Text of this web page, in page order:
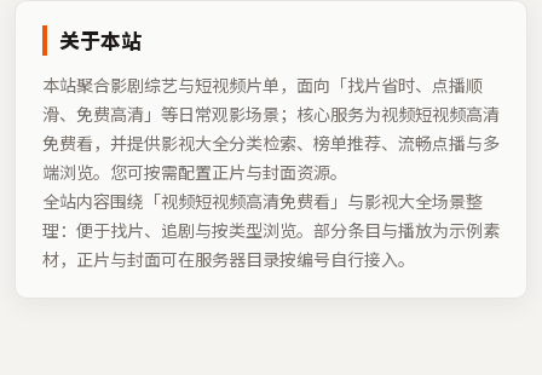
关于本站
本站聚合影剧综艺与短视频片单，面向「找片省时、点播顺
滑、免费高清」等日常观影场景；核心服务为视频短视频高清
免费看，并提供影视大全分类检索、榜单推荐、流畅点播与多
端浏览。您可按需配置正片与封面资源。
全站内容围绕「视频短视频高清免费看 」与影视大全场景整
理：便于找片、追剧与按类型浏览。部分条目与播放为示例素
材，正片与封面可在服务器目录按编号自行接入。